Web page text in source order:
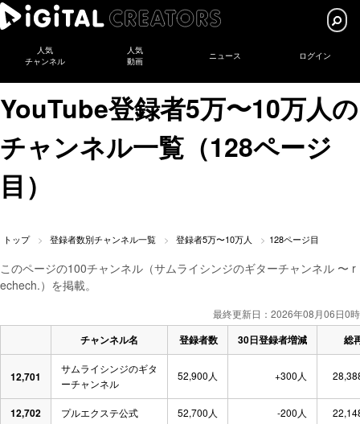
人気
チャンネル
人気
動画
ニュース ログイン
YouTube登録者5万〜10万人の
チャンネル一覧（128ページ
目）
トップ 登録者数別チャンネル一覧 登録者5万〜10万人 128ページ目
このページの100チャンネル（サムライシンジのギターチャンネル 〜 r
echech.）を掲載。
最終更新日：2026年08月06日0時
チャンネル名 登録者数 30日登録者増減 総
12,701
サムライシンジのギタ
ーチャンネル
52,900人 +300人
12,702 プルエクステ公式 52,700人 -200人